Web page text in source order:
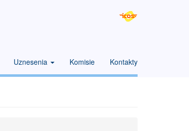
Uznesenia Komisie Kontakty